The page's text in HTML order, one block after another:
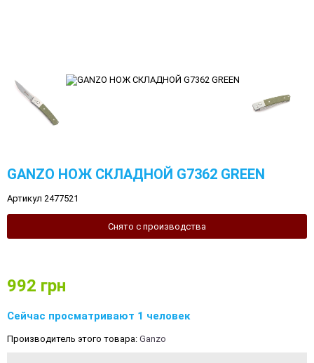
GANZO НОЖ СКЛАДНОЙ G7362 GREEN
Артикул 2477521
Снято с производства
992 грн
Сейчас просматривают 1 человек
Производитель этого товара: Ganzo